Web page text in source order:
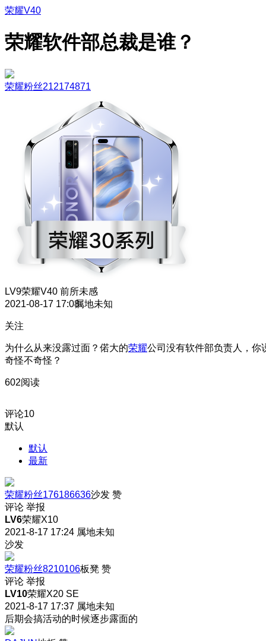
荣耀V40
荣耀软件部总裁是谁？
荣耀粉丝212174871
LV9荣耀V40 前所未感
2021-08-17 17:08属地未知
关注
为什么从来没露过面？偌大的荣耀公司没有软件部负责人，你
奇怪不奇怪？
602阅读
评论10
默认
默认
最新
荣耀粉丝176186636沙发 赞
评论 举报
LV6荣耀X10
2021-8-17 17:24 属地未知
沙发
荣耀粉丝8210106板凳 赞
评论 举报
LV10荣耀X20 SE
2021-8-17 17:37 属地未知
后期会搞活动的时候逐步露面的